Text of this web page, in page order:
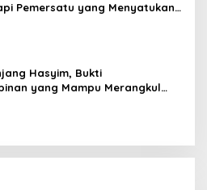
Pemersatu yang Menyatukan
Hasyim, Bukti
yang Mampu Merangkul